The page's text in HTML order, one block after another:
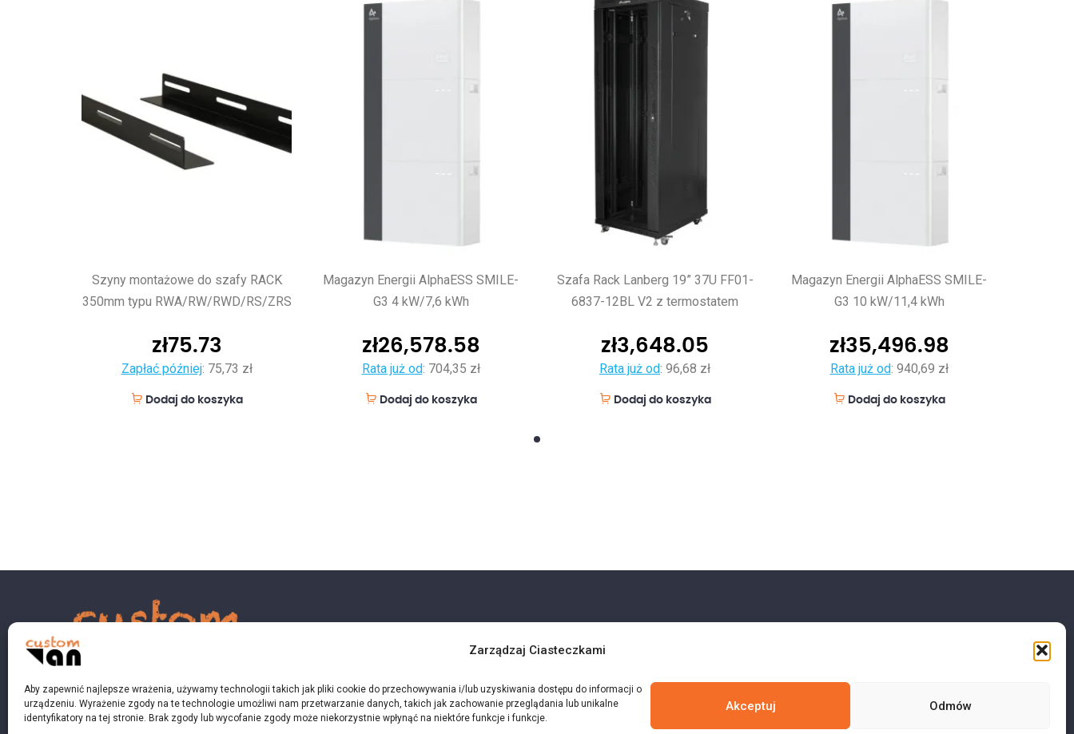
Zarządzaj Ciasteczkami
Aby zapewnić najlepsze wrażenia, używamy technologii takich jak pliki cookie do przechowywania i/lub uzyskiwania dostępu do informacji o
urządzeniu. Wyrażenie zgody na te technologie umożliwi nam przetwarzanie danych, takich jak zachowanie przeglądania lub unikalne
identyfikatory na tej stronie. Brak zgody lub wycofanie zgody może niekorzystnie wpłynąć na niektóre funkcje i funkcje.
Akceptuj Odmów
Szyny montażowe do szafy RACK
350mm typu RWA/RW/RWD/RS/ZRS
zł75.73
Zapłać później: 75,73 zł
Dodaj do koszyka
Magazyn Energii AlphaESS SMILE-
G3 4 kW/7,6 kWh
zł26,578.58
Rata już od: 704,35 zł
Dodaj do koszyka
Szafa Rack Lanberg 19” 37U FF01-
6837-12BL V2 z termostatem
zł3,648.05
Rata już od: 96,68 zł
Dodaj do koszyka
Magazyn Energii AlphaESS SMILE-
G3 10 kW/11,4 kWh
zł35,496.98
Rata już od: 940,69 zł
Dodaj do koszyka